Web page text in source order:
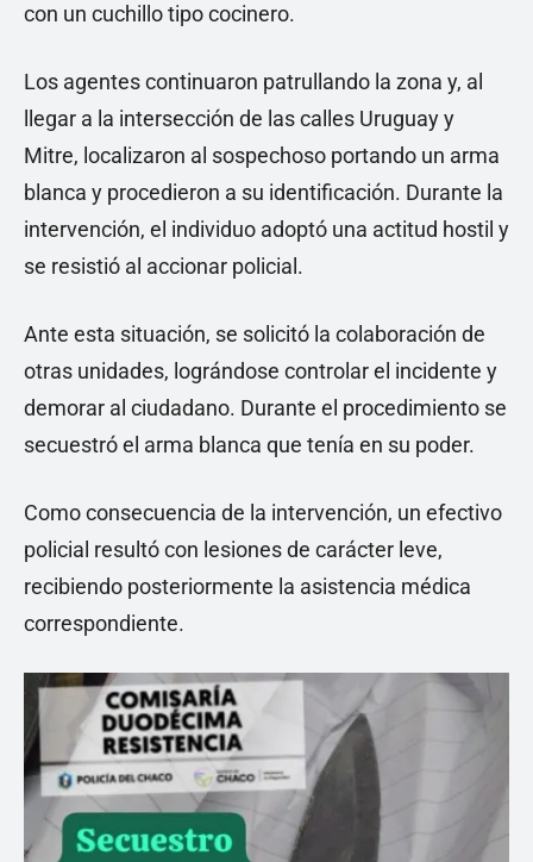
con un cuchillo tipo cocinero.
Los agentes continuaron patrullando la zona y, al
llegar a la intersección de las calles Uruguay y
Mitre, localizaron al sospechoso portando un arma
blanca y procedieron a su identificación. Durante la
intervención, el individuo adoptó una actitud hostil y
se resistió al accionar policial.
Ante esta situación, se solicitó la colaboración de
otras unidades, lográndose controlar el incidente y
demorar al ciudadano. Durante el procedimiento se
secuestró el arma blanca que tenía en su poder.
Como consecuencia de la intervención, un efectivo
policial resultó con lesiones de carácter leve,
recibiendo posteriormente la asistencia médica
correspondiente.